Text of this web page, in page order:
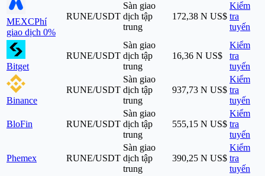
MEXCPhí
giao dịch 0%
RUNE/USDT
Sàn giao
dịch tập
trung
172,38 N US$
Kiểm
tra
tuyến
Bitget
RUNE/USDT
Sàn giao
dịch tập
trung
16,36 N US$
Kiểm
tra
tuyến
Binance
RUNE/USDT
Sàn giao
dịch tập
trung
937,73 N US$
Kiểm
tra
tuyến
BloFin RUNE/USDT
Sàn giao
dịch tập
trung
555,15 N US$
Kiểm
tra
tuyến
Phemex RUNE/USDT
Sàn giao
dịch tập
trung
390,25 N US$
Kiểm
tra
tuyến